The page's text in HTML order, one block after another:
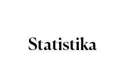
Statistika